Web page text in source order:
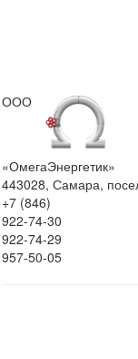
ООО
«ОмегаЭнергетик»
443028, Самара,
+7 (846)
922-74-30
922-74-29
957-50-05